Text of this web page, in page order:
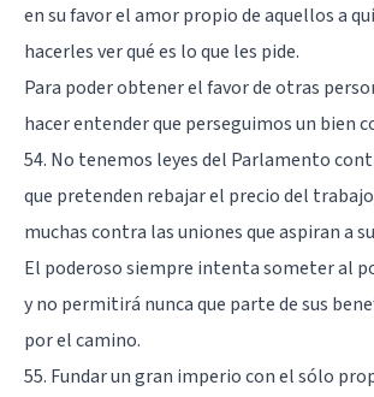
en su favor el amor propio de aquellos a
hacerles ver qué es lo que les pide.
Para poder obtener el favor de otras
hacer entender que perseguimos un bien
54. No tenemos leyes del Parlamento
que pretenden rebajar el precio del
muchas contra las uniones que aspiran a
El poderoso siempre intenta someter al
y no permitirá nunca que parte de sus
por el camino.
55. Fundar un gran imperio con el sólo